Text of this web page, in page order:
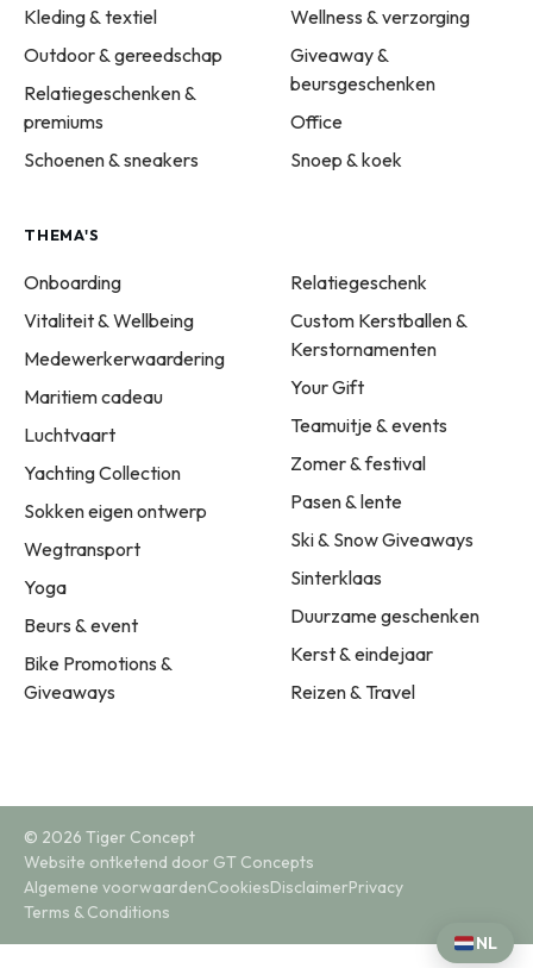
Kleding & textiel
Outdoor & gereedschap
Relatiegeschenken &
premiums
Schoenen & sneakers
Wellness & verzorging
Giveaway &
beursgeschenken
Office
Snoep & koek
THEMA'S
Onboarding
Vitaliteit & Wellbeing
Medewerkerwaardering
Maritiem cadeau
Luchtvaart
Yachting Collection
Sokken eigen ontwerp
Wegtransport
Yoga
Beurs & event
Bike Promotions &
Giveaways
Relatiegeschenk
Custom Kerstballen &
Kerstornamenten
Your Gift
Teamuitje & events
Zomer & festival
Pasen & lente
Ski & Snow Giveaways
Sinterklaas
Duurzame geschenken
Kerst & eindejaar
Reizen & Travel
© 2026 Tiger Concept
Website ontketend door GT Concepts
Algemene voorwaardenCookiesDisclaimerPrivacy
Terms & Conditions
NL